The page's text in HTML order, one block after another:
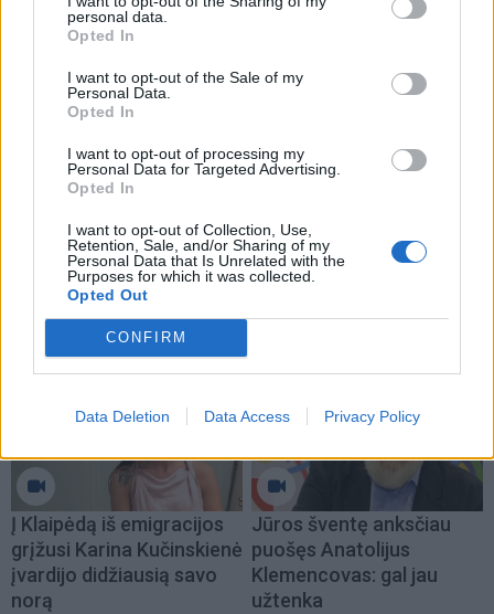
personal data.
Opted In
I want to opt-out of the Sale of my
Personal Data.
Opted In
I want to opt-out of processing my
Personal Data for Targeted Advertising.
Opted In
I want to opt-out of Collection, Use,
Retention, Sale, and/or Sharing of my
Personal Data that Is Unrelated with the
Purposes for which it was collected.
Opted Out
CONFIRM
Data Deletion Data Access Privacy Policy
Į Klaipėdą iš emigracijos
grįžusi Karina Kučinskienė
įvardijo didžiausią savo
norą
Jūros šventę anksčiau
puošęs Anatolijus
Klemencovas: gal jau
užtenka